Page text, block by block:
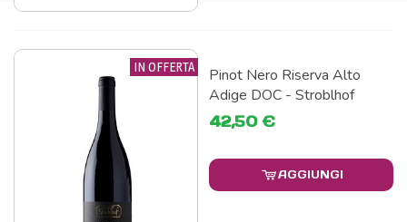
IN OFFERTA
Pinot Nero Riserva Alto
Adige DOC - Stroblhof
42,50 €
AGGIUNGI